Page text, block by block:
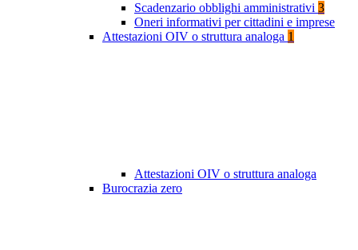
Scadenzario obblighi amministrativi 3
Oneri informativi per cittadini e imprese
Attestazioni OIV o struttura analoga 1
Attestazioni OIV o struttura analoga
Burocrazia zero